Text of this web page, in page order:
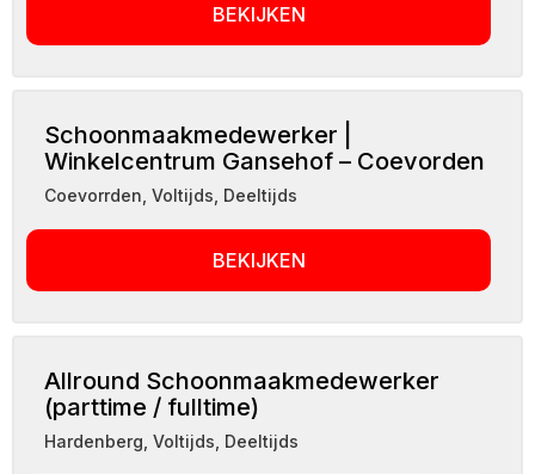
BEKIJKEN
Schoonmaakmedewerker |
Winkelcentrum Gansehof – Coevorden
Coevorrden Voltijds, Deeltijds
BEKIJKEN
Allround Schoonmaakmedewerker
(parttime / fulltime)
Hardenberg Voltijds, Deeltijds